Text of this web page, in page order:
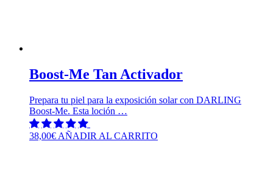
Boost-Me Tan Activador
Prepara tu piel para la exposición solar con DARLING
Boost-Me. Esta loción …
38,00€ AÑADIR AL CARRITO